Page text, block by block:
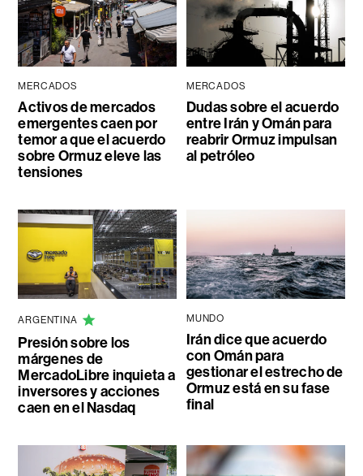
MERCADOS
Activos de mercados
emergentes caen por
temor a que el acuerdo
sobre Ormuz eleve las
tensiones
MERCADOS
Dudas sobre el acuerdo
entre Irán y Omán para
reabrir Ormuz impulsan
al petróleo
ARGENTINA
Presión sobre los
márgenes de
MercadoLibre inquieta a
inversores y acciones
caen en el Nasdaq
MUNDO
Irán dice que acuerdo
con Omán para
gestionar el estrecho de
Ormuz está en su fase
final